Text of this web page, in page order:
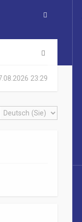
e
23:29